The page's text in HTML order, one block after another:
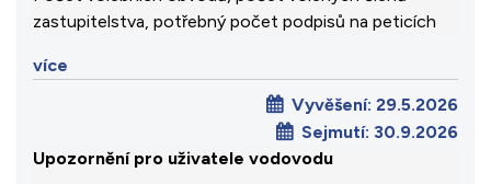
zastupitelstva, potřebný počet podpisů na peticích
více
Vyvěšení: 29.5.2026
Sejmutí: 30.9.2026
Upozornění pro uživatele vodovodu